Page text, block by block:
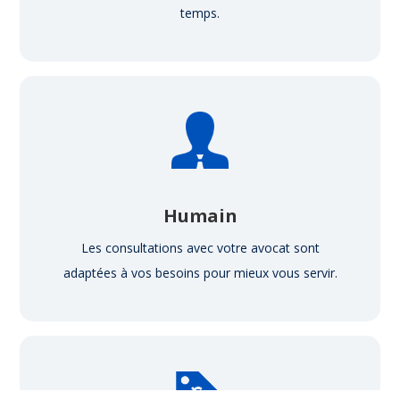
temps.
Humain
Les consultations avec votre avocat sont
adaptées à vos besoins pour mieux vous servir.